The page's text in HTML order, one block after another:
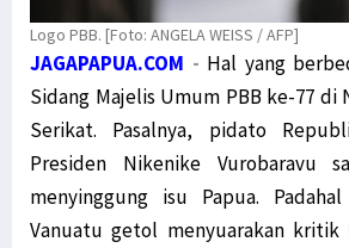
Logo PBB. [Foto: ANGELA WEISS / AFP]
JAGAPAPUA.COM - Hal yang
Sidang Majelis Umum PBB ke-77 di
Serikat. Pasalnya, pidato
Presiden Nikenike Vurobaravu
menyinggung isu Papua.
Vanuatu getol menyuarakan kritik